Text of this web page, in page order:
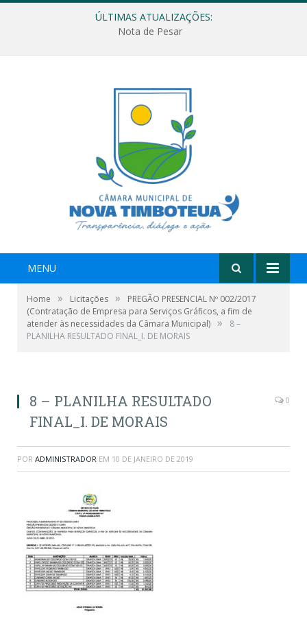
ÚLTIMAS ATUALIZAÇÕES:
Nota de Pesar
MENU
Home » Licitações »
PREGÃO PRESENCIAL Nº 002/2017
(Contratação de Empresa para Serviços Gráficos, a fim de
atender às necessidades da Câmara Municipal) »
8 –
PLANILHA RESULTADO FINAL_I. DE MORAIS
8 – PLANILHA RESULTADO
FINAL_I. DE MORAIS
0
POR ADMINISTRADOR EM 10 DE JANEIRO DE 2019